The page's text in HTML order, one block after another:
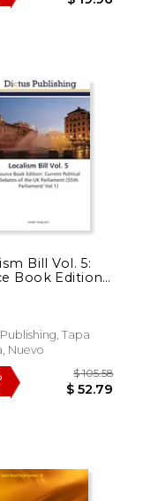
Bill Vol. 5:
Book Edition:
Vol.1)
Tapa
Nuevo